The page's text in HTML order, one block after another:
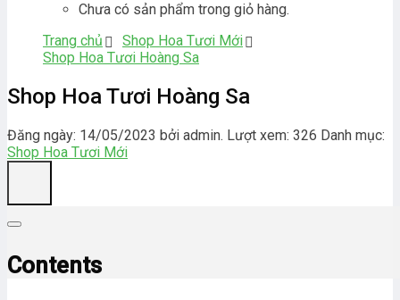
Chưa có sản phẩm trong giỏ hàng.
Trang chủ
Shop Hoa Tươi Mới
Shop Hoa Tươi Hoàng Sa
Shop Hoa Tươi Hoàng Sa
Đăng ngày: 14/05/2023 bởi admin. Lượt xem: 326 Danh mục:
Shop Hoa Tươi Mới
Contents